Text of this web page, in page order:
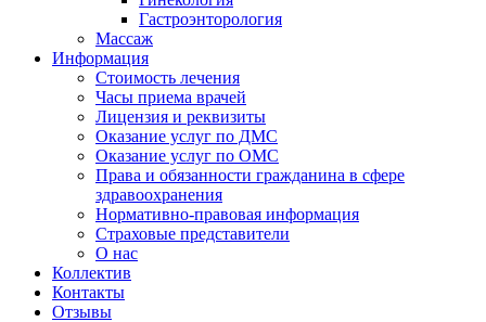
Гастроэнторология
Массаж
Информация
Стоимость лечения
Часы приема врачей
Лицензия и реквизиты
Оказание услуг по ДМС
Оказание услуг по ОМС
Права и обязанности гражданина в сфере
здравоохранения
Нормативно-правовая информация
Страховые представители
О нас
Коллектив
Контакты
Отзывы